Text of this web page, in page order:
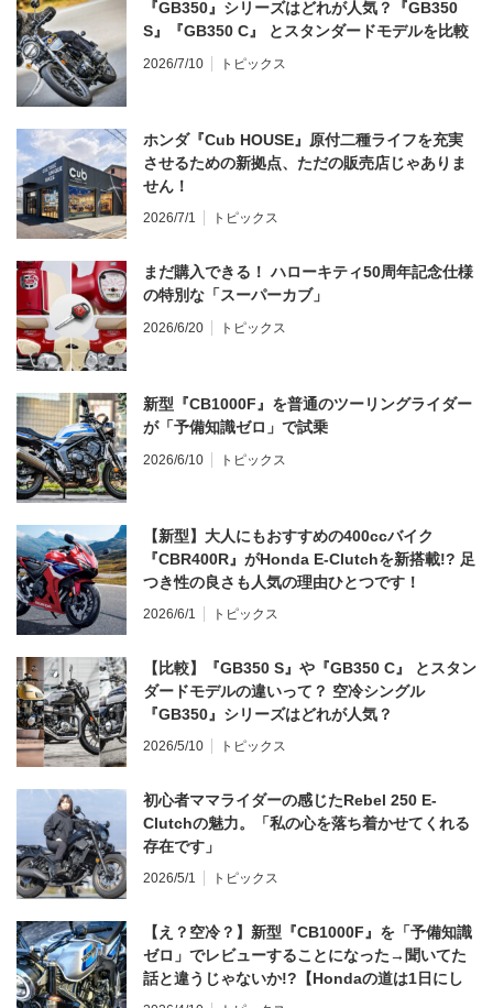
『GB350』シリーズはどれが人気？『GB350
S』『GB350 C』 とスタンダードモデルを比較
2026/7/10 トピックス
ホンダ『Cub HOUSE』原付二種ライフを充実
させるための新拠点、ただの販売店じゃありま
せん！
2026/7/1 トピックス
まだ購入できる！ ハローキティ50周年記念仕様
の特別な「スーパーカブ」
2026/6/20 トピックス
新型『CB1000F』を普通のツーリングライダー
が「予備知識ゼロ」で試乗
2026/6/10 トピックス
【新型】大人にもおすすめの400ccバイク
『CBR400R』がHonda E-Clutchを新搭載!? 足
つき性の良さも人気の理由ひとつです！
2026/6/1 トピックス
【比較】『GB350 S』や『GB350 C』 とスタン
ダードモデルの違いって？ 空冷シングル
『GB350』シリーズはどれが人気？
2026/5/10 トピックス
初心者ママライダーの感じたRebel 250 E-
Clutchの魅力。「私の心を落ち着かせてくれる
存在です」
2026/5/1 トピックス
【え？空冷？】新型『CB1000F』を「予備知識
ゼロ」でレビューすることになった→聞いてた
話と違うじゃないか!?【Hondaの道は1日にし
てならず／CB1000F ①第一印象 編】